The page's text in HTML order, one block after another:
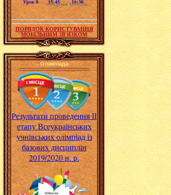
ПОРЯДОК КОРИСТУВАННЯ
МОБІЛЬНИМ ЗВ'ЯЗКОМ
Олімпіада
Результати проведення ІІ
етапу Всеукраїнських
учнівських олімпіад із
базових дисциплін
2019/2020 н. р.